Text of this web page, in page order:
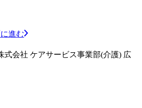
進む
式会社 ケアサービス事業部(介護) 広